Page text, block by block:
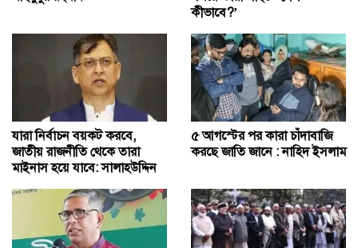
কীভাবে?’
যারা নির্বাচন বয়কট করবে,
জাতীয় রাজনীতি থেকে তারা
মাইনাস হয়ে যাবে: সালাহউদ্দিন
৫ আগস্টের পর কারা চাঁদাবাজি
করছে জাতি জানে : নাহিদ ইসলাম